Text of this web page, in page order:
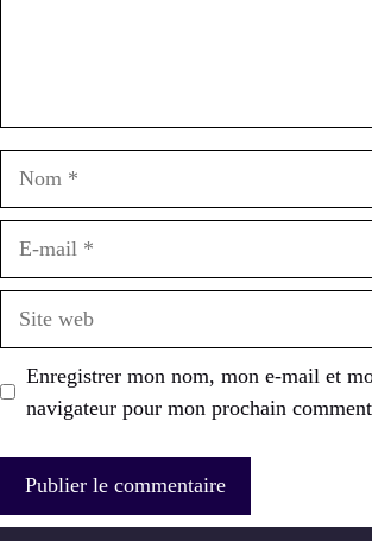
Enregistrer mon nom, mon e-mail et
navigateur pour mon prochain